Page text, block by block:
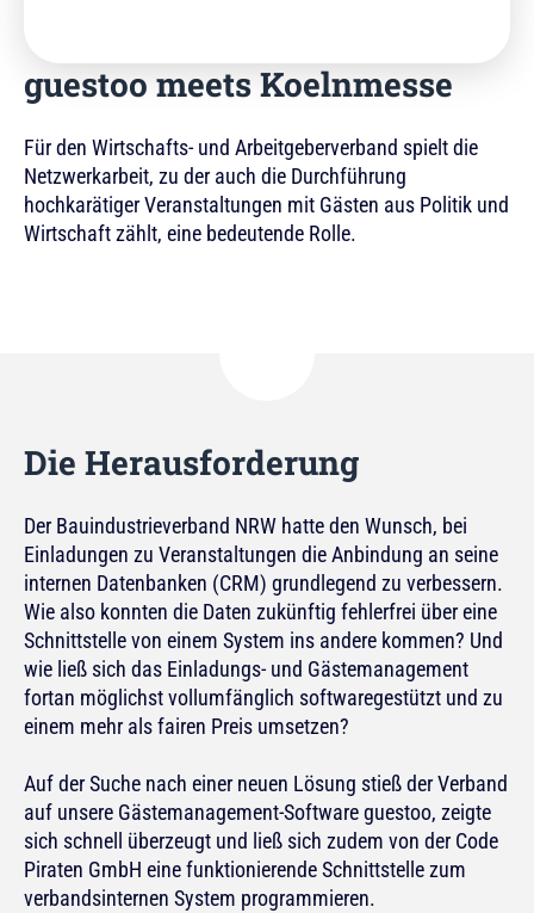
guestoo meets Koelnmesse
Für den Wirtschafts- und Arbeitgeberverband spielt die
Netzwerkarbeit, zu der auch die Durchführung
hochkarätiger Veranstaltungen mit Gästen aus Politik und
Wirtschaft zählt, eine bedeutende Rolle.
Die Herausforderung
Der Bauindustrieverband NRW hatte den Wunsch, bei
Einladungen zu Veranstaltungen die Anbindung an seine
internen Datenbanken (CRM) grundlegend zu verbessern.
Wie also konnten die Daten zukünftig fehlerfrei über eine
Schnittstelle von einem System ins andere kommen? Und
wie ließ sich das Einladungs- und Gästemanagement
fortan möglichst vollumfänglich softwaregestützt und zu
einem mehr als fairen Preis umsetzen?
Auf der Suche nach einer neuen Lösung stieß der Verband
auf unsere Gästemanagement-Software guestoo, zeigte
sich schnell überzeugt und ließ sich zudem von der Code
Piraten GmbH eine funktionierende Schnittstelle zum
verbandsinternen System programmieren.